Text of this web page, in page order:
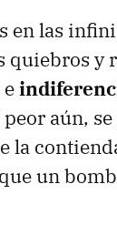
en las
quiebros y
aún,
la
un